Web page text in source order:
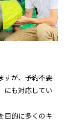
すが、予約不要
にも対応してい
目的に多くのキ